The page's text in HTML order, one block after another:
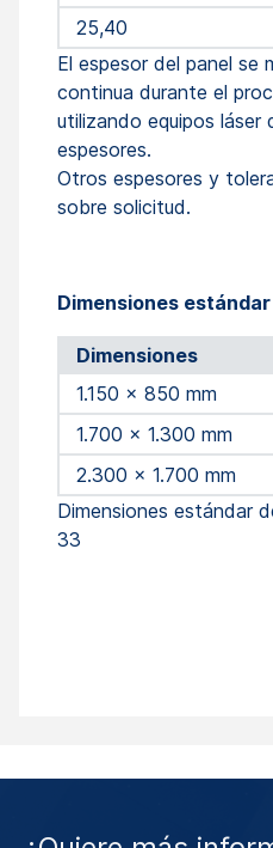
25,40
El espesor del panel se
continua durante el
utilizando equipos láser
espesores.
Otros espesores y
sobre solicitud.
Dimensiones estándar
Dimensiones
1.150 x 850 mm
1.700 x 1.300 mm
2.300 x 1.700 mm
Dimensiones estándar
33